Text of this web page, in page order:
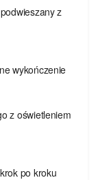
z
wykończenie
z oświetleniem
po kroku